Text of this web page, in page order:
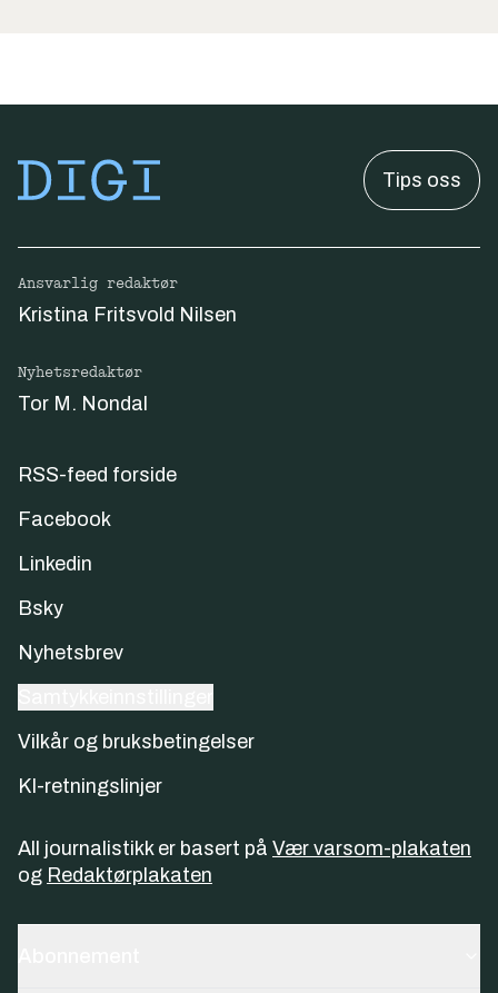
Tips oss
Ansvarlig redaktør
Kristina Fritsvold Nilsen
Nyhetsredaktør
Tor M. Nondal
RSS-feed forside
Facebook
Linkedin
Bsky
Nyhetsbrev
Vilkår og bruksbetingelser
KI-retningslinjer
All journalistikk er basert på Vær varsom-plakaten
og Redaktørplakaten